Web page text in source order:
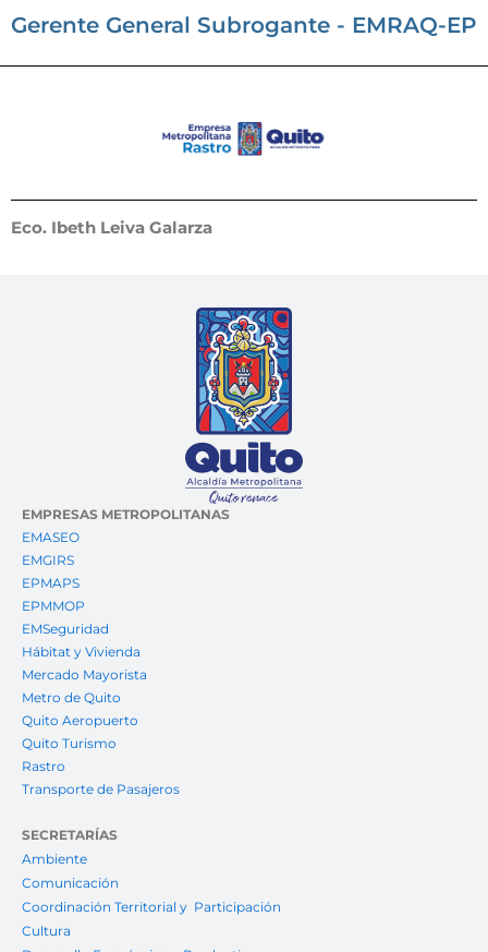
Gerente General Subrogante - EMRAQ-EP
Eco. Ibeth Leiva Galarza
EMPRESAS METROPOLITANAS
EMASEO
EMGIRS
EPMAPS
EPMMOP
EMSeguridad
Hábitat y Vivienda
Mercado Mayorista
Metro de Quito
Quito Aeropuerto
Quito Turismo
Rastro
Transporte de Pasajeros
SECRETARÍAS
Ambiente
Comunicación
Coordinación Territorial y Participación
Cultura